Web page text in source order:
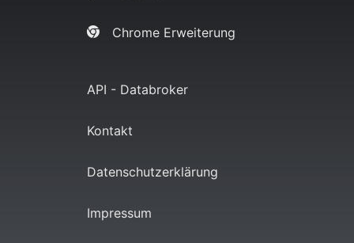
Chrome Erweiterung
API - Databroker
Kontakt
Datenschutzerklärung
Impressum